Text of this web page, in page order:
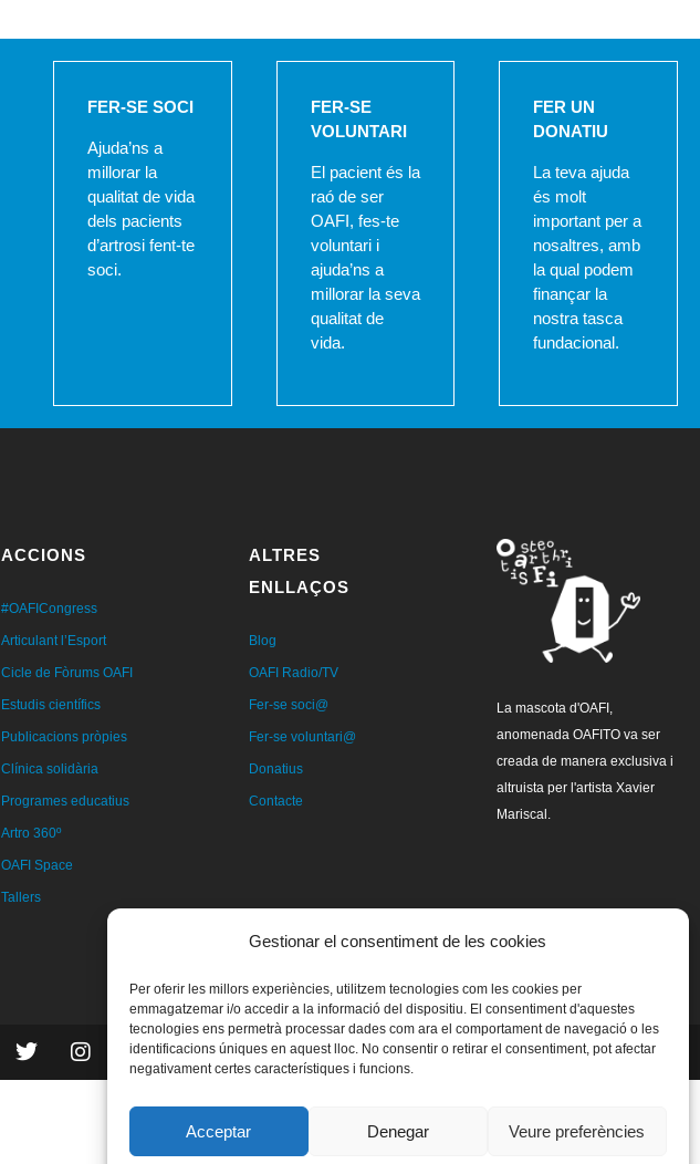
Gestionar el consentiment de les cookies
Per oferir les millors experiències, utilitzem tecnologies com les cookies per
emmagatzemar i/o accedir a la informació del dispositiu. El consentiment d'aquestes
tecnologies ens permetrà processar dades com ara el comportament de navegació o les
identificacions úniques en aquest lloc. No consentir o retirar el consentiment, pot afectar
negativament certes característiques i funcions.
Acceptar Denegar Veure preferències
FER-SE SOCI
Ajuda’ns a
millorar la
qualitat de vida
dels pacients
d’artrosi fent-te
soci.
FER-SE
VOLUNTARI
El pacient és la
raó de ser
OAFI, fes-te
voluntari i
ajuda’ns a
millorar la seva
qualitat de
vida.
FER UN
DONATIU
La teva ajuda
és molt
important per a
nosaltres, amb
la qual podem
finançar la
nostra tasca
fundacional.
ACCIONS
#OAFICongress
Articulant l’Esport
Cicle de Fòrums OAFI
Estudis científics
Publicacions pròpies
Clínica solidària
Programes educatius
Artro 360º
OAFI Space
Tallers
ALTRES
ENLLAÇOS
Blog
OAFI Radio/TV
Fer-se soci@
Fer-se voluntari@
Donatius
Contacte
La mascota d'OAFI,
anomenada OAFITO va ser
creada de manera exclusiva i
altruista per l'artista Xavier
Mariscal.